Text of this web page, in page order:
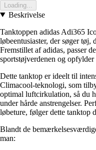
Loading...
Beskrivelse
Tanktoppen adidas Adi365
løbeentusiaster, der søger
Fremstillet af adidas, passer
sportstøjverdenen og opfylder
Dette tanktop er ideelt til
Climacool-teknologi, som
optimal luftcirkulation, så du
under hårde anstrengelser.
løbeture, følger dette tanktop
Blandt de
man: